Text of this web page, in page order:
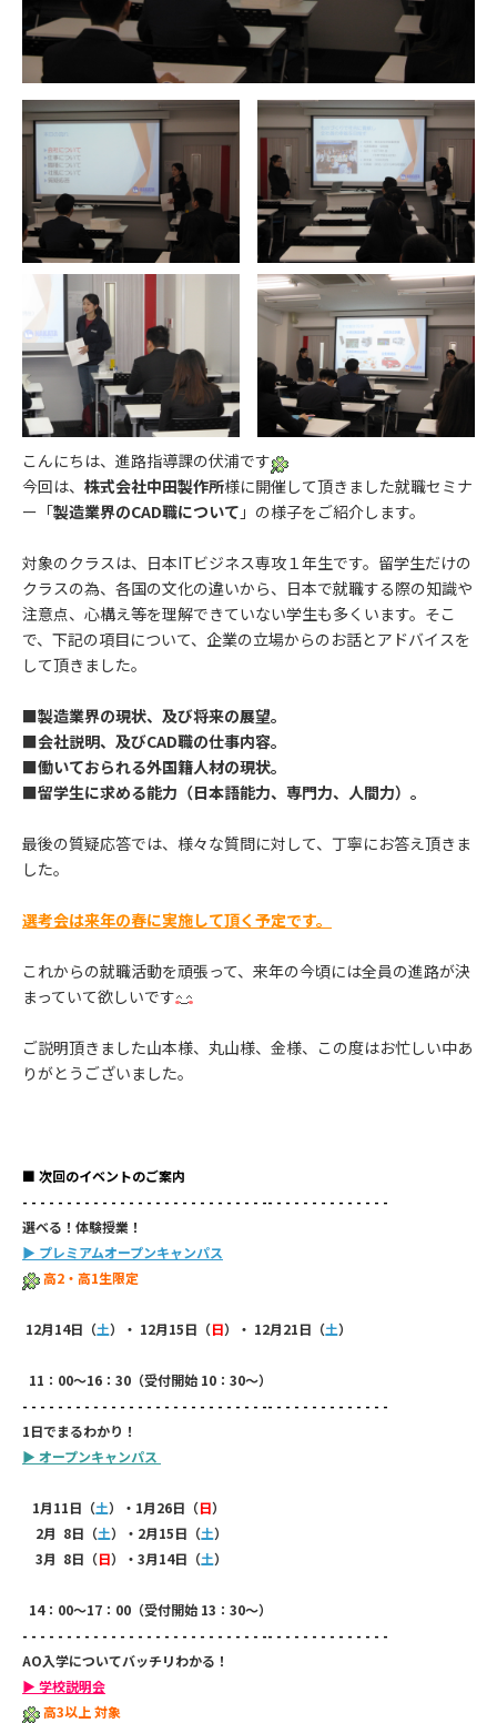
こんにちは、進路指導課の伏浦です
今回は、 株式会社中田製作所様に開催して頂きました就職セミナ
ー「製造業界のCAD職について 」の様子をご紹介します。
対象のクラスは、日本ITビジネス専攻１年生です。留学生だけの
クラスの為、各国の文化の違いから、日本で就職する際の知識や
注意点、心構え等を理解できていない学生も多くいます。そこ
で、下記の項目について、企業の立場からのお話とアドバイスを
して頂きました。
■製造業界の現状、及び将来の展望。
■会社説明、及びCAD職の仕事内容。
■働いておられる外国籍人材の現状。
■留学生に求める能力（日本語能力、専門力、人間力）。
最後の質疑応答では、様々な質問に対して、丁寧にお答え頂きま
した。
選考会は来年の春に実施して頂く予定です。
これからの就職活動を頑張って、来年の今頃には全員の進路が決
まっていて欲しいです
ご説明頂きました山本様、丸山様、金様、この度はお忙しい中あ
りがとうございました。
■ 次回のイベントのご案内
- - - - - - - - - - - - - - - - - - - - - - - - - - - -- - - - - - - - - - - - - -
選べる！体験授業！
▶ プレミアムオープンキャンパス
高2・高1生限定
12月14日（土）・ 12月15日（日）・ 12月21日（土）
11：00～16：30（受付開始 10：30～）
- - - - - - - - - - - - - - - - - - - - - - - - - - - -- - - - - - - - - - - - - -
1日でまるわかり！
▶ オープンキャンパス
1月11日（土）・1月26日（日）
2月 8日（土）・2月15日（土）
3月 8日（日）・3月14日（土）
14：00～17：00（受付開始 13：30～）
- - - - - - - - - - - - - - - - - - - - - - - - - - - -- - - - - - - - - - - - - -
AO入学についてバッチリわかる！
▶ 学校説明会
高3以上 対象